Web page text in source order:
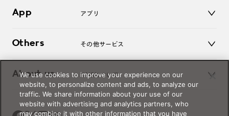
よくあるご質問
お問い合わせ
App アプリ
Others その他サービス
レンズ交換
オンラインギフト
価格案内
About us JINSについて
Magnify Life
会社概要
We use cookies to improve your experience on our
website, to personalize content and ads, to analyze our
traffic. We share information about your use of our
website with advertising and analytics partners, who
may combine it with other information that you have